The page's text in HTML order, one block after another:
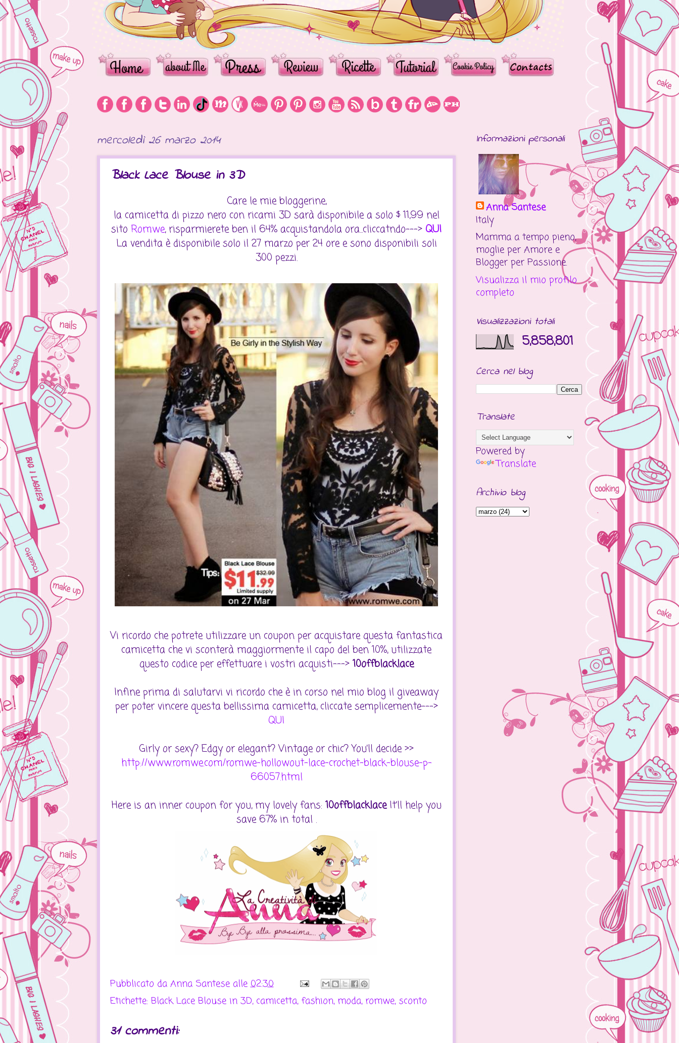
mercoledì 26 marzo 2014
Black Lace Blouse in 3D
Care le mie bloggerine,
la camicetta di pizzo nero con ricami 3D sarà disponibile a solo $ 11,99 nel
sito Romwe, risparmierete ben il 64% acquistandola ora...cliccatndo---> QUI
La vendita è disponibile solo il 27 marzo per 24 ore e sono disponibili soli
300 pezzi.
Vi ricordo che potrete utilizzare un coupon per acquistare questa fantastica
camicetta che vi sconterà maggiormente il capo del ben 10%, utilizzate
questo codice per effettuare i vostri acquisti---> 10offblacklace
Infine prima di salutarvi vi ricordo che è in corso nel mio blog il giveaway
per poter vincere questa bellissima camicetta, cliccate semplicemente--->
QUI
Girly or sexy? Edgy or elegant? Vintage or chic? You’ll decide >>
http://www.romwe.com/romwe-hollowout-lace-crochet-black-blouse-p-
66057.html
Here is an inner coupon for you, my lovely fans: 10offblacklaceIt’ll help you
save 67% in total .
Pubblicato da Anna Santese alle 02:30
Etichette: Black Lace Blouse in 3D, camicetta, fashion, moda, romwe, sconto
31 commenti:
Informazioni personali
Anna Santese
Italy
Mamma a tempo pieno,
moglie per Amore e
Blogger per Passione.
Visualizza il mio profilo
completo
Visualizzazioni totali
5,858,801
Cerca nel blog
Translate
Powered by
Translate
Archivio blog